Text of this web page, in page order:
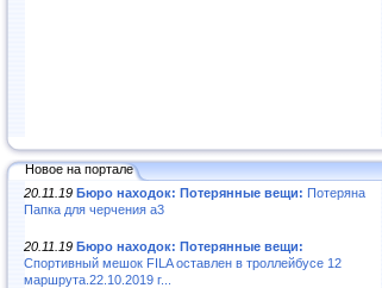
Новое на портале
20.11.19 Бюро находок: Потерянные вещи: Потеряна
Папка для черчения а3
20.11.19 Бюро находок: Потерянные вещи:
Спортивный мешок FILA оставлен в троллейбусе 12
маршрута.22.10.2019 г...